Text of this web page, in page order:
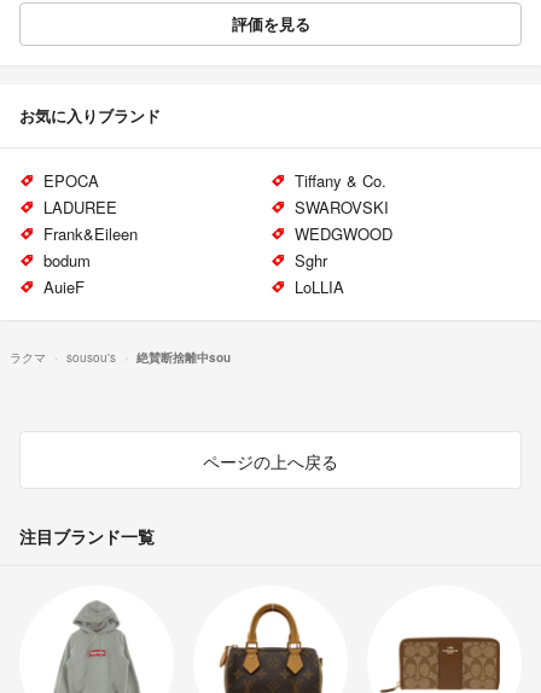
評価を見る
お気に入りブランド
EPOCA
Tiffany & Co.
LADUREE
SWAROVSKI
Frank&Eileen
WEDGWOOD
bodum
Sghr
AuieF
LoLLIA
ラクマ sousou's 絶賛断捨離中sou
ページの上へ戻る
注目ブランド一覧